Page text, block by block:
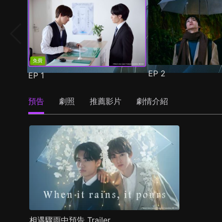
免費
EP1 EP2
預告 劇照 推薦影片 劇情介紹
相遇驟雨中預告 Trailer